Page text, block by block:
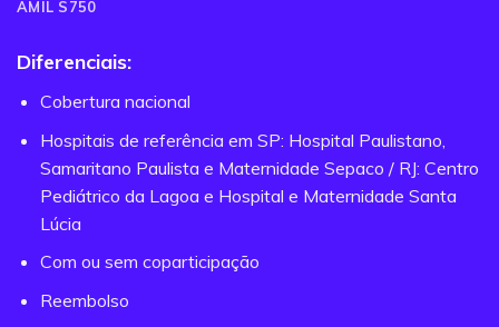
AMIL S750
Diferenciais:
Cobertura nacional
Hospitais de referência em SP: Hospital Paulistano,
Samaritano Paulista e Maternidade Sepaco / RJ: Centro
Pediátrico da Lagoa e Hospital e Maternidade Santa
Lúcia
Com ou sem coparticipação
Reembolso